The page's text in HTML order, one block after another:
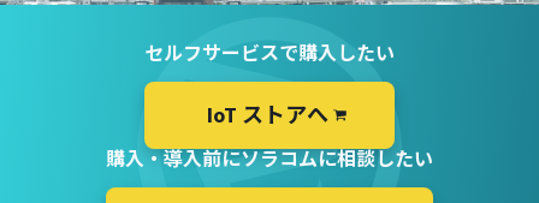
セルフサービスで購入したい
IoT ストアへ
購入・導入前にソラコムに相談したい